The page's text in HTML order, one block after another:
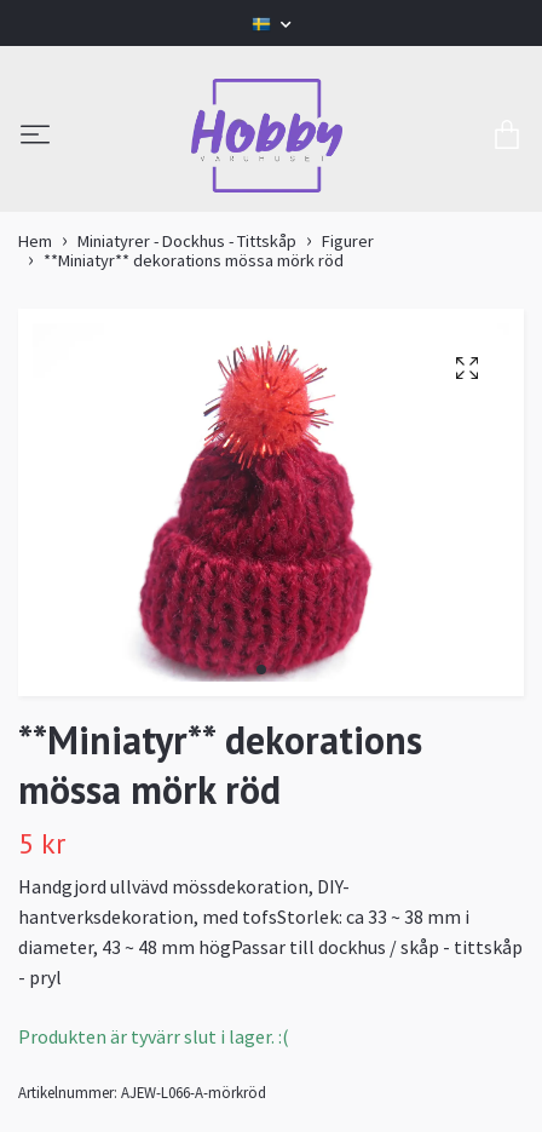
Hem Miniatyrer - Dockhus - Tittskåp
Figurer
**Miniatyr** dekorations mössa mörk röd
**Miniatyr** dekorations
mössa mörk röd
5 kr
Handgjord ullvävd mössdekoration, DIY-
hantverksdekoration, med tofsStorlek: ca 33 ~ 38 mm i
diameter, 43 ~ 48 mm högPassar till dockhus / skåp - tittskåp
- pryl
Produkten är tyvärr slut i lager. :(
Artikelnummer: AJEW-L066-A-mörkröd